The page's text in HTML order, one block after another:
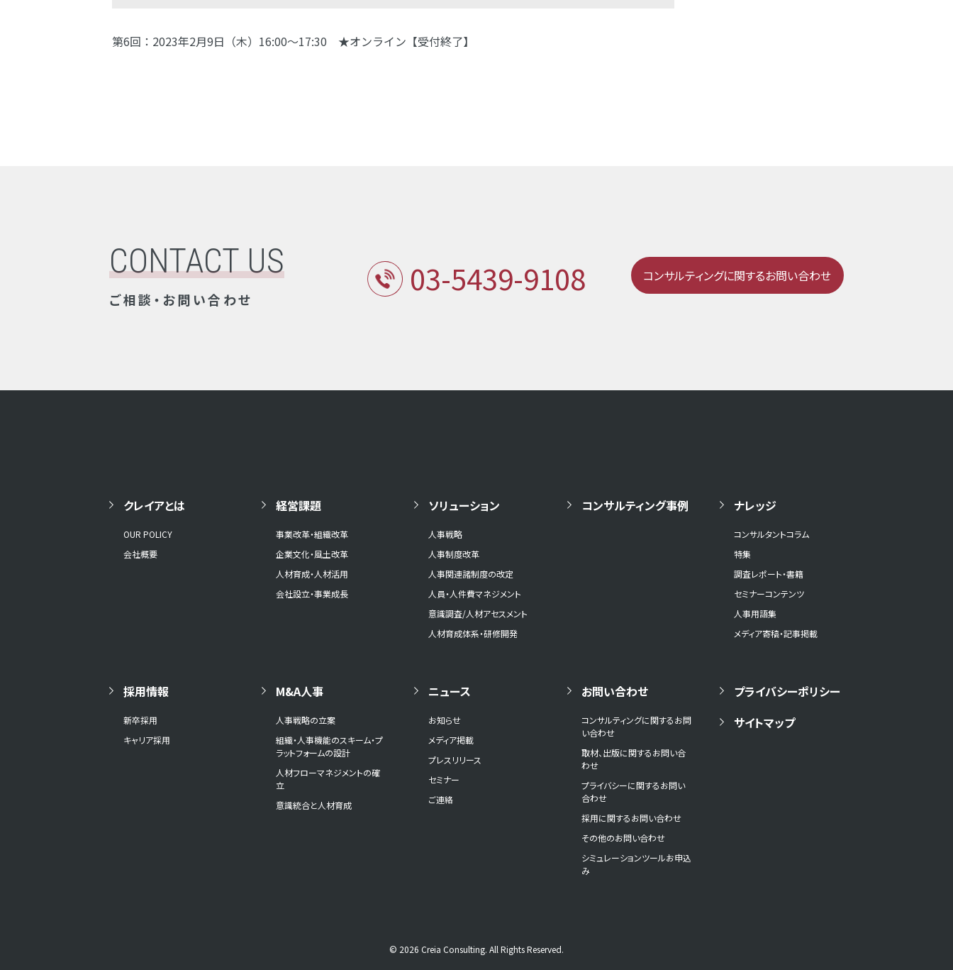
第6回：2023年2月9日（木）16:00～17:30 ★オンライン【受付終了】
CONTACT US
ご相談・お問い合わせ
03-5439-9108 コンサルティングに関するお問い合わせ
クレイアとは
OUR POLICY
会社概要
経営課題
事業改革・組織改革
企業文化・風土改革
人材育成・人材活用
会社設立・事業成長
ソリューション
人事戦略
人事制度改革
人事関連諸制度の改定
人員・人件費マネジメント
意識調査/人材アセスメント
人材育成体系・研修開発
コンサルティング事例 ナレッジ
コンサルタントコラム
特集
調査レポート・書籍
セミナーコンテンツ
人事用語集
メディア寄稿・記事掲載
採用情報
新卒採用
キャリア採用
M&A人事
人事戦略の立案
組織・人事機能のスキーム・プ
ラットフォームの設計
人材フローマネジメントの確
立
意識統合と人材育成
ニュース
お知らせ
メディア掲載
プレスリリース
セミナー
ご連絡
お問い合わせ
コンサルティングに関するお問
い合わせ
取材、出版に関するお問い合
わせ
プライバシーに関するお問い
合わせ
採用に関するお問い合わせ
その他のお問い合わせ
シミュレーションツールお申込
み
プライバシーポリシー
サイトマップ
© 2026 Creia Consulting. All Rights Reserved.